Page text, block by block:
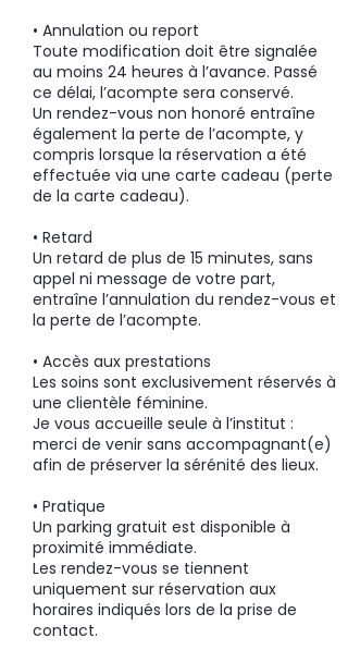
• Annulation ou report
Toute modification doit être signalée
au moins 24 heures à l’avance. Passé
ce délai, l’acompte sera conservé.
Un rendez-vous non honoré entraîne
également la perte de l’acompte, y
compris lorsque la réservation a été
effectuée via une carte cadeau (perte
de la carte cadeau).
• Retard
Un retard de plus de 15 minutes, sans
appel ni message de votre part,
entraîne l’annulation du rendez-vous et
la perte de l’acompte.
• Accès aux prestations
Les soins sont exclusivement réservés à
une clientèle féminine.
Je vous accueille seule à l’institut :
merci de venir sans accompagnant(e)
afin de préserver la sérénité des lieux.
• Pratique
Un parking gratuit est disponible à
proximité immédiate.
Les rendez-vous se tiennent
uniquement sur réservation aux
horaires indiqués lors de la prise de
contact.